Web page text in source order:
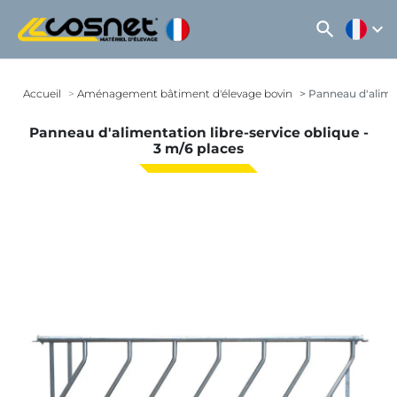
search expand_more
Accueil Aménagement bâtiment d'élevage bovin Panneau
Panneau d'alimentation libre-service oblique -
3 m/6 places